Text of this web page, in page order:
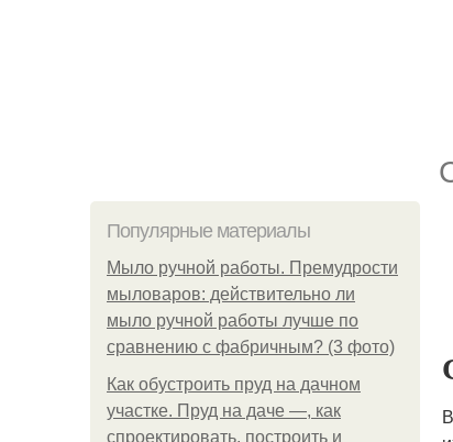
Популярные материалы
Мыло ручной работы. Премудрости
мыловаров: действительно ли
мыло ручной работы лучше по
сравнению с фабричным? (3 фото)
Как обустроить пруд на дачном
участке. Пруд на даче —, как
спроектировать, построить и